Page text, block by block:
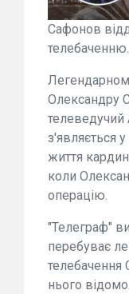
Сафонов
телебаченню.
Олександру
телеведучий
з'являється
життя
коли
операцію.
"Телеграф"
перебуває
нього